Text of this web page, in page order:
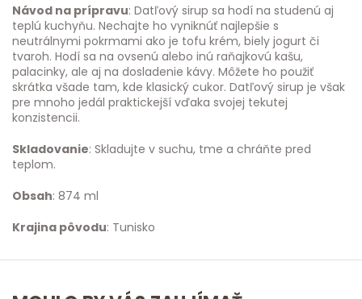
Návod na prípravu: Datľový sirup sa hodí na studenú aj
teplú kuchyňu. Nechajte ho vyniknúť najlepšie s
neutrálnymi pokrmami ako je tofu krém, biely jogurt či
tvaroh. Hodí sa na ovsenú alebo inú raňajkovú kašu,
palacinky, ale aj na dosladenie kávy. Môžete ho použiť
skrátka všade tam, kde klasický cukor. Datľový sirup je však
pre mnoho jedál praktickejší vďaka svojej tekutej
konzistencii.
Skladovanie: Skladujte v suchu, tme a chráňte pred
teplom.
Obsah: 874 ml
Krajina pôvodu: Tunisko